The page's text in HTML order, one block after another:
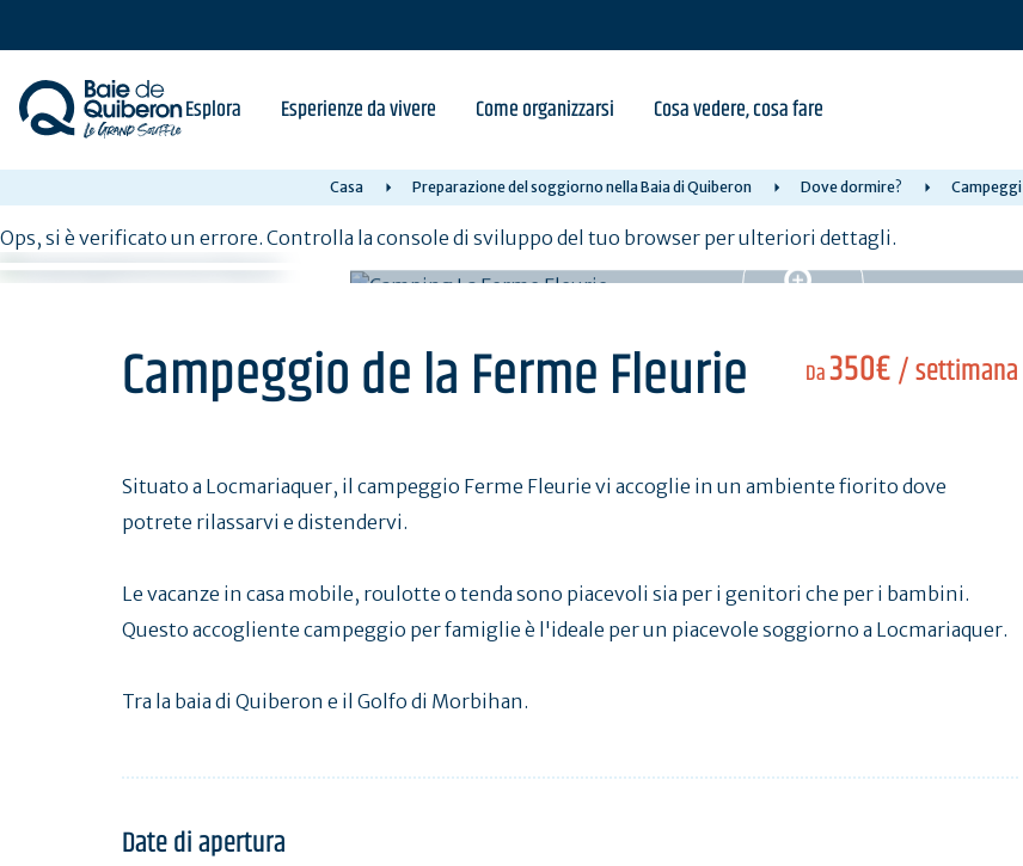
content
Esplora Esperienze da vivere Come organizzarsi Cosa vedere, cosa fare
Casa Preparazione del soggiorno nella Baia di Quiberon Dove dormire? Campeggi
Ops, si è verificato un errore. Controlla la console di sviluppo del tuo browser per ulteriori dettagli.
Da350€/ settimana
Campeggio de la Ferme Fleurie
Situato a Locmariaquer, il campeggio Ferme Fleurie vi accoglie in un ambiente fiorito dove
potrete rilassarvi e distendervi.
Le vacanze in casa mobile, roulotte o tenda sono piacevoli sia per i genitori che per i bambini.
Questo accogliente campeggio per famiglie è l'ideale per un piacevole soggiorno a Locmariaquer.
Tra la baia di Quiberon e il Golfo di Morbihan.
Date di apertura